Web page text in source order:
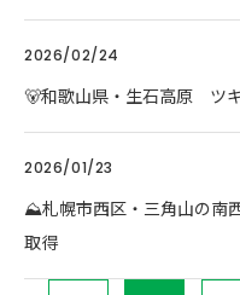
2026/02/24
🐻和歌山県・生石高原 ツ
2026/01/23
⛰️札幌市西区・三角山の南
取得